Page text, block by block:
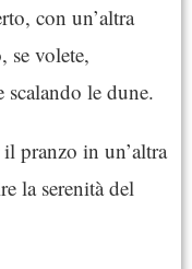
con un’altra
se volete,
le dune.
pranzo in un’altra
la serenità del